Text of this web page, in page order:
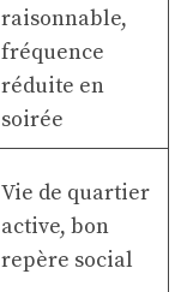
raisonnable,
fréquence
réduite en
soirée
Vie de quartier
active, bon
repère social